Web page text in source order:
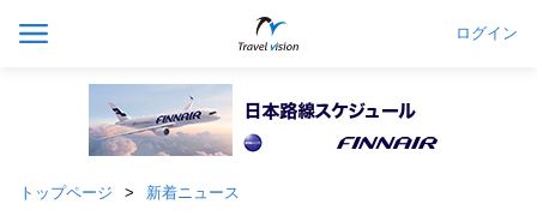
ログイン
トップページ 新着ニュース